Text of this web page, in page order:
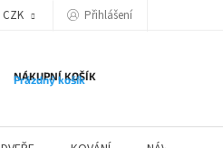
CZK Přihlášení
NÁKUPNÍ KOŠÍK
Prázdný košík